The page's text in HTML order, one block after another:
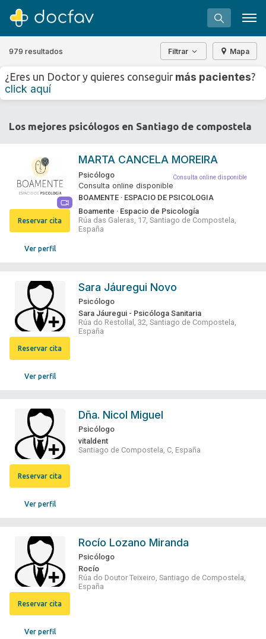
Software para clínicas
¿Eres un doctor?
979 resultados Filtrar Mapa
¿Eres un Doctor y quieres conseguir más pacientes?
click aquí
Los mejores psicólogos en Santiago de compostela
Ver perfil
Reservar cita
MARTA CANCELA MOREIRA
Psicólogo Consulta online disponible
Consulta online disponible
BOAMENTE · ESPACIO DE PSICOLOGIA
Boamente · Espacio de Psicología
Rúa das Galeras, 17, Santiago de Compostela,
España
Ver perfil
Reservar cita
Sara Jáuregui Novo
Psicólogo
Sara Jáuregui - Psicóloga Sanitaria
Rúa do Restollal, 32, Santiago de Compostela,
España
Ver perfil
Reservar cita
Dña. Nicol Miguel
Psicólogo
vitaldent
Santiago de Compostela, C, España
Ver perfil
Reservar cita
Rocío Lozano Miranda
Psicólogo
Rocío
Rúa do Doutor Teixeiro, Santiago de Compostela,
España
+ −
⇧
»
©OpenStreetMapcontributors.